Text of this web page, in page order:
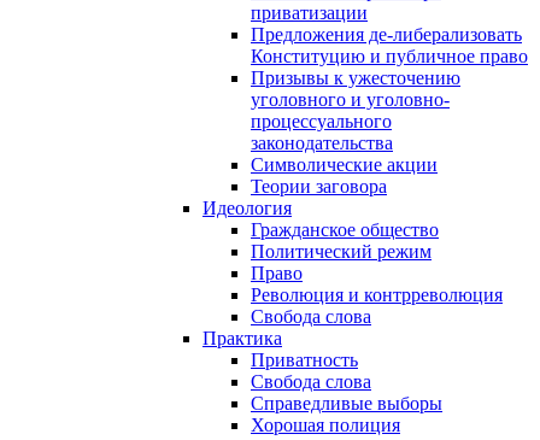
приватизации
Предложения де-либерализовать
Конституцию и публичное право
Призывы к ужесточению
уголовного и уголовно-
процессуального
законодательства
Символические акции
Теории заговора
Идеология
Гражданское общество
Политический режим
Право
Революция и контрреволюция
Свобода слова
Практика
Приватность
Свобода слова
Справедливые выборы
Хорошая полиция